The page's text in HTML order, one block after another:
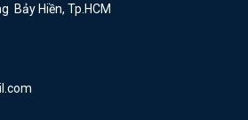
Bảy Hiền, Tp.HCM